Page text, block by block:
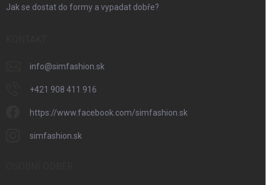
Jak se dostat do formy a vypadat dobře?
info@simfashion.sk
+421 908 411 916
https://www.facebook.com/simfashion.sk
simfashion.sk